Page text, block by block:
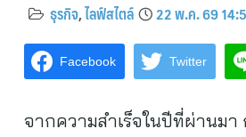
ธุรกิจ,ไลฟ์สไตล์ 22 พ.ค. 69
Facebook Twitter
จากความสำเร็จในปีที่ผ่านมา